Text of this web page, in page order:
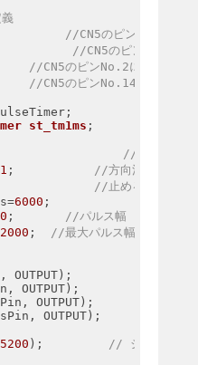
//CN5のピンNo.1に接
//CN5のピンNo.13に
//CN5のピンNo.2に接続（
//CN5のピンNo.14に接続（
st_tm1ms ;
//パルスの
1 ; //方向決定用
//止めるかどうか
6000
; //パルス幅　正ならCW
2000 ; //最大パルス幅　これ以上
OUTPUT);
OUTPUT);
OUTPUT);
OUTPUT);
); // シリアル通